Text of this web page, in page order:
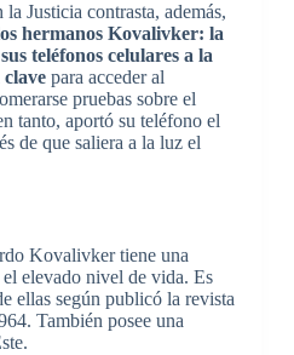
Justicia contrasta, además,
hermanos Kovalivker: la
teléfonos celulares a la
para acceder al
pruebas sobre el
tanto, aportó su teléfono el
de que saliera a la luz el
Kovalivker tiene una
elevado nivel de vida. Es
ellas según publicó la revista
También posee una